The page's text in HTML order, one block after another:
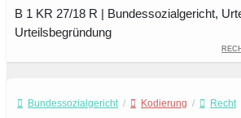
B 1 KR 27/18 R | Bundessozialgericht,
Urteilsbegründung
Bundessozialgericht / Kodierung /
Recht